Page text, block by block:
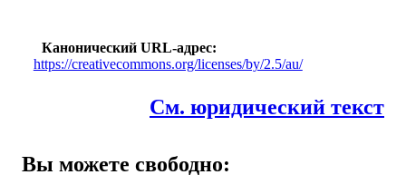
Канонический URL-адрес
https://creativecommons.org/licenses/by/2.5/au/
См. юридический текст
Вы можете свободно: